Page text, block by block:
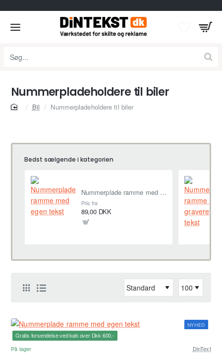
Søg...
Nummerpladeholdere til biler
homeBil Nummerpladeholdere til biler
Bedst sælgende i kategorien
Nummerplade ramme med egen tekst
Pris fra
89,00 DKK
NYHED
Gratis forsendelse ved køb over Dkk 600,-
På lager
DinText